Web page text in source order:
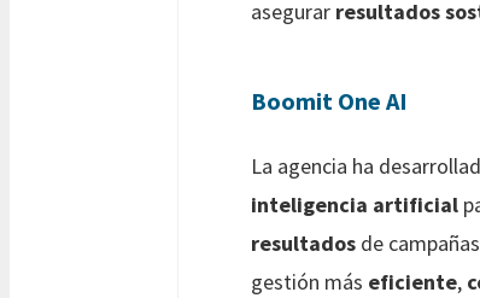
asegurar resultados
Boomit One AI
La agencia ha
inteligencia artificial
resultados de
gestión más eficiente,